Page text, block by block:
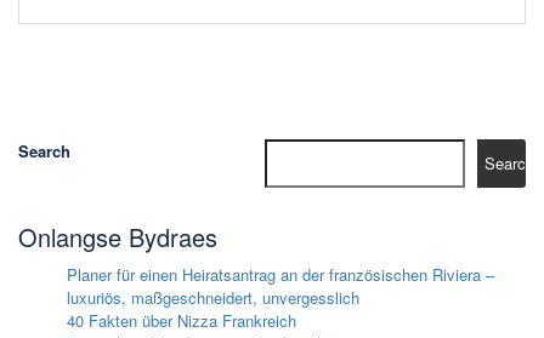
Search
Search
Onlangse Bydraes
Planer für einen Heiratsantrag an der französischen Riviera –
luxuriös, maßgeschneidert, unvergesslich
40 Fakten über Nizza Frankreich